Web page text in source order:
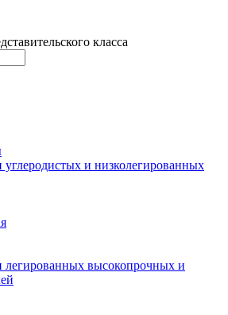
класса
и низколегированных
легированных высокопрочных и